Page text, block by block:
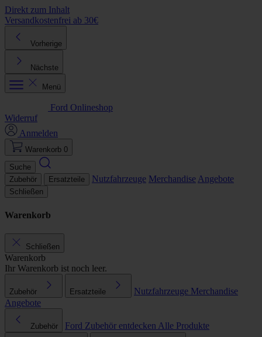
Direkt zum Inhalt
Versandkostenfrei ab 30€
Vorherige
Nächste
Menü
Ford Onlineshop
Widerruf
Anmelden
Warenkorb 0
Suche
Zubehör
Ersatzteile Nutzfahrzeuge Merchandise Angebote
Schließen
Warenkorb
Schließen
Warenkorb
Ihr Warenkorb ist noch leer.
Zubehör Ersatzteile Nutzfahrzeuge Merchandise
Angebote
Zubehör Ford Zubehör entdecken Alle Produkte